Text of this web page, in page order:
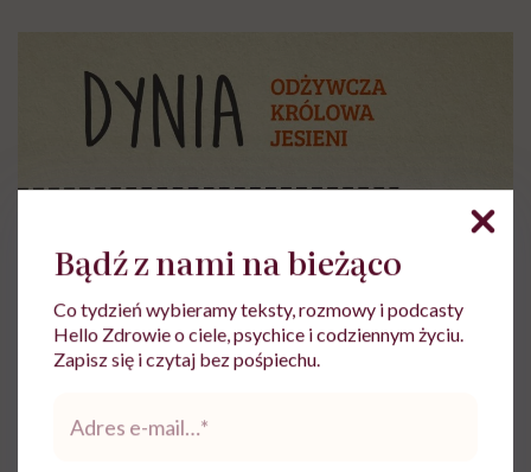
Bądź z nami na bieżąco
Co tydzień wybieramy teksty, rozmowy i podcasty
Hello Zdrowie o ciele, psychice i codziennym życiu.
Zapisz się i czytaj bez pośpiechu.
mail*